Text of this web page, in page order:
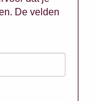
De velden